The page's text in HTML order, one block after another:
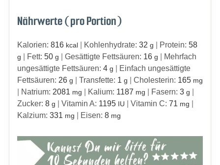
Nährwerte (pro Portion)
Kalorien: 816 kcal| Kohlenhydrate: 32 g Protein: 58
g Fett: 50 g Gesättigte Fettsäuren: 16 g
Mehrfach
ungesättigte Fettsäuren: 4 g
Einfach ungesättigte
Fettsäuren: 26 g Transfette: 1 g Cholesterin: 165 mg
Natrium: 2081 mg Kalium: 1187 mg Fasern: 3 g
Zucker: 8 g Vitamin A: 1195 IU Vitamin C: 71 mg
Kalzium: 331 mg Eisen: 8 mg